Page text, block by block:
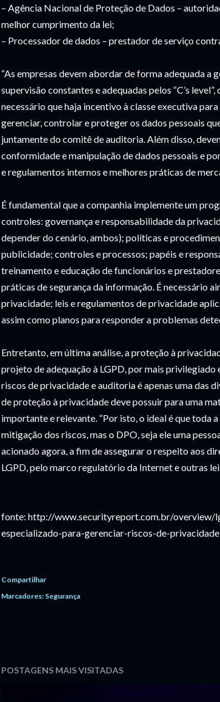
– Agência Nacional de Proteção de Dados –
melhor cumprimento da lei;
– Processador de dados – prestador de serviço
“As empresas devem abordar de forma adequada a
supervisão constantes e adequadas pelos “C’s
necessário que haja incentivo à classe executiva
gerenciar, controlar e proteger os dados pessoais
juntamente do comitê de auditoria. Além disso,
conformidade e manipulação de dados pessoais e
e regulamentos internos e melhores práticas de
É fundamental que a companhia implemente um
controles: governança e responsabilidade da
depender do cenário, ambos); políticas e
publicidade; controles e processos; papéis e
treinamento e educação de funcionários e
práticas de segurança da informação. É necessário
privacidade; leis e regulamentos de privacidade
assim como planos para responder a problemas
Entretanto, em última análise, a proteção à
projeto de adequação à LGPD, por mais privilegiado
riscos de privacidade e auditoria é apenas uma das
de proteção à privacidade deve possuir para uma
importante e relevante. “Por isto, o ideal é que toda
mitigação dos riscos, mas o DPO, seja ele uma
acionado agora, a fim de assegurar o respeito aos
LGPD, pelo marco regulatório da Internet e outras
fonte: http://www.securityreport.com.br/
especializado-para-gerenciar-riscos-de-
Compartilhar
Marcadores: Segurança
POSTAGENS MAIS VISITADAS